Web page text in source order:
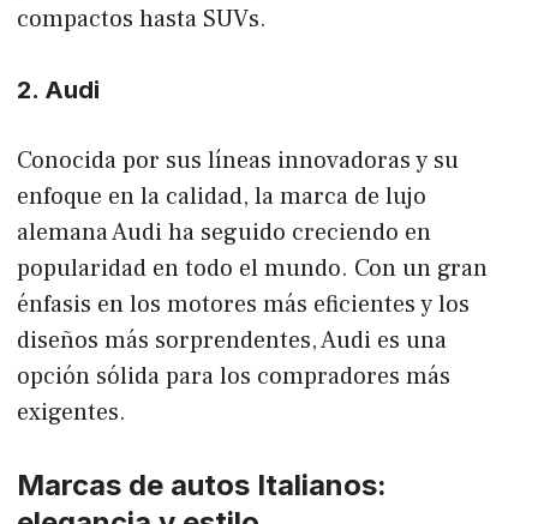
compactos hasta SUVs.
2. Audi
Conocida por sus líneas innovadoras y su
enfoque en la calidad, la marca de lujo
alemana Audi ha seguido creciendo en
popularidad en todo el mundo. Con un gran
énfasis en los motores más eficientes y los
diseños más sorprendentes, Audi es una
opción sólida para los compradores más
exigentes.
Marcas de autos Italianos: